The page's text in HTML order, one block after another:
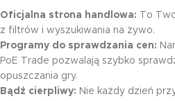
Oficjalna strona handlowa: To
z filtrów i wyszukiwania na żywo.
Programy do sprawdzania cen:
PoE Trade pozwalają szybko
opuszczania gry.
Bądź cierpliwy: Nie każdy dzień